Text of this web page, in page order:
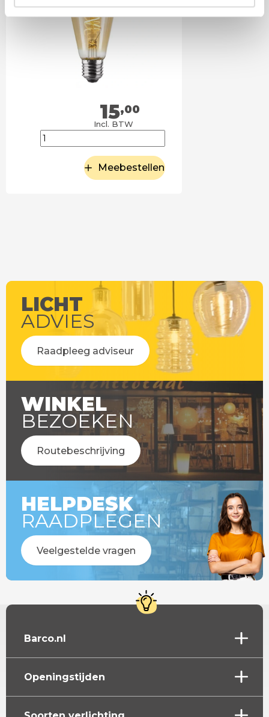
15,00
Incl. BTW
Meebestellen
LICHT
ADVIES
Raadpleeg adviseur
WINKEL
BEZOEKEN
Routebeschrijving
HELPDESK
RAADPLEGEN
Veelgestelde vragen
Barco.nl
Openingstijden